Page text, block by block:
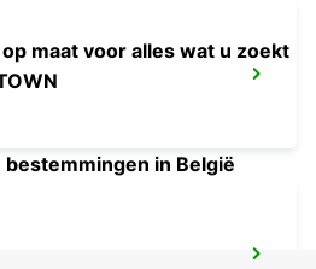
maat voor alles wat u zoekt
bestemmingen in België